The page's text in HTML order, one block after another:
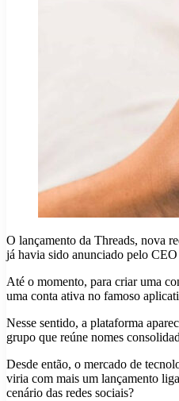
O lançamento da Threads, nova
já havia sido anunciado pelo
Até o momento, para criar uma
uma conta ativa no famoso
Nesse sentido, a plataforma
grupo que reúne nomes
Desde então, o mercado de
viria com mais um lançamento
cenário das redes sociais?